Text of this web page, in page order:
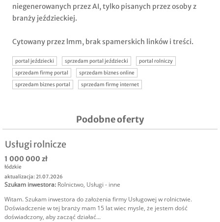
niegenerowanych przez AI, tylko pisanych przez osoby z
branży jeździeckiej.
Cytowany przez lmm, brak spamerskich linków i treści.
portal jeździecki sprzedam portal jeździecki
portal rolniczy
sprzedam firmę portal
sprzedam biznes online
sprzedam biznes portal
sprzedam firmę internet
Podobne oferty
Usługi rolnicze
1 000 000 zł
łódzkie
aktualizacja: 21.07.2026
Szukam inwestora: Rolnictwo, Usługi - inne
Witam. Szukam inwestora do założenia firmy Usługowej w rolnictwie.
Doświadczenie w tej branży mam 15 lat wiec mysle, że jestem dość
doświadczony, aby zacząć działać...